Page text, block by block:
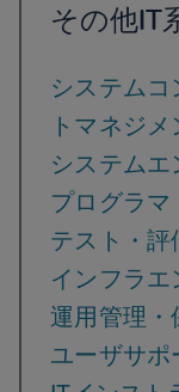
その他IT
システムコ
トマネジメ
システムエ
プログラマ
テスト・評
インフラエ
運用管理・
ユーザサポ